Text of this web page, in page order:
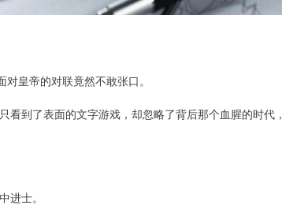
皇帝的对联竟然不敢张口。
看到了表面的文字游戏，却忽略了背后那个血腥的时代
进士。